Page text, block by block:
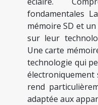
fondamentales
mémoire SD et
sur leur
Une carte
technologie qui
électroniquement
rend
adaptée aux